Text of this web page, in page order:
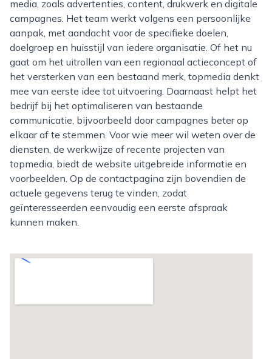
media, zoals advertenties, content, drukwerk en digitale
campagnes. Het team werkt volgens een persoonlijke
aanpak, met aandacht voor de specifieke doelen,
doelgroep en huisstijl van iedere organisatie. Of het nu
gaat om het uitrollen van een regionaal actieconcept of
het versterken van een bestaand merk, topmedia denkt
mee van eerste idee tot uitvoering. Daarnaast helpt het
bedrijf bij het optimaliseren van bestaande
communicatie, bijvoorbeeld door campagnes beter op
elkaar af te stemmen. Voor wie meer wil weten over de
diensten, de werkwijze of recente projecten van
topmedia, biedt de website uitgebreide informatie en
voorbeelden. Op de contactpagina zijn bovendien de
actuele gegevens terug te vinden, zodat
geïnteresseerden eenvoudig een eerste afspraak
kunnen maken.